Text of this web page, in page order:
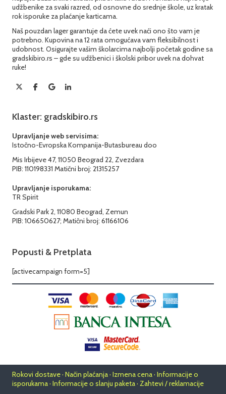
udžbenike za svaki razred, od osnovne do srednje škole, uz kratak
rok isporuke za plaćanje karticama.
Naš pouzdan lager garantuje da ćete uvek naći ono što vam je
potrebno. Kupovina na 12 rata omogućava vam fleksibilnost i
udobnost. Osigurajte vašim školarcima najbolji početak godine sa
gradskibiro.rs – gde su udžbenici i školski pribor uvek na dohvat
ruke!
Klaster: gradskibiro.rs
Upravljanje web servisima:
Istočno-Evropska Kompanija-Butasbureau doo
Mis Irbijeve 47, 11050 Beograd 22, Zvezdara
PIB: 110198331 Matični broj: 21315257
Upravljanje isporukama:
TR Spirit
Gradski Park 2, 11080 Beograd, Zemun
PIB: 106650627; Matični broj: 61166106
Popusti & Pretplata
[activecampaign form=5]
Rokovi dostave · Način plaćanja · Izmena cena · Informacije o
isporukama · Informacije o slanju paketa · Zahtevi / reklamacije